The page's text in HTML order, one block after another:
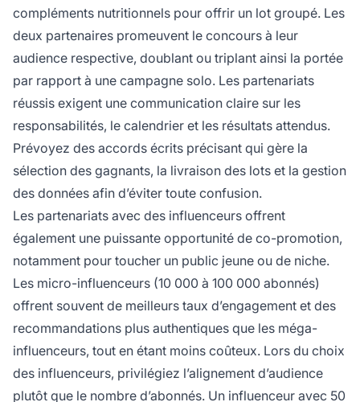
compléments nutritionnels pour offrir un lot groupé. Les
deux partenaires promeuvent le concours à leur
audience respective, doublant ou triplant ainsi la portée
par rapport à une campagne solo. Les partenariats
réussis exigent une communication claire sur les
responsabilités, le calendrier et les résultats attendus.
Prévoyez des accords écrits précisant qui gère la
sélection des gagnants, la livraison des lots et la gestion
des données afin d’éviter toute confusion.
Les partenariats avec des influenceurs offrent
également une puissante opportunité de co-promotion,
notamment pour toucher un public jeune ou de niche.
Les micro-influenceurs (10 000 à 100 000 abonnés)
offrent souvent de meilleurs taux d’engagement et des
recommandations plus authentiques que les méga-
influenceurs, tout en étant moins coûteux. Lors du choix
des influenceurs, privilégiez l’alignement d’audience
plutôt que le nombre d’abonnés. Un influenceur avec 50